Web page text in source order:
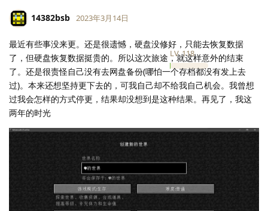
14382bsb
LV.118
2023年3月14日
最近有些事没来更。还是很遗憾，硬盘没修好，只能去恢复数据
了，但硬盘恢复数据挺贵的。所以这次旅途，就这样意外的结束
了。还是很责怪自己没有去网盘备份(哪怕一个存档都没有发上去
过)。本来还想坚持更下去的，可我自己却不给我自己机会。我曾想
过我会怎样的方式停更，结果却没想到是这种结果。再见了，我这
两年的时光